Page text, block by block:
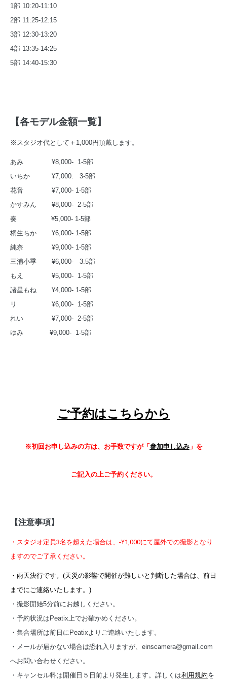
1部 10:20-11:10
2部 11:25-12:15
3部 12:30-13:20
4部 13:35-14:25
5部 14:40-15:30
【各モデル金額一覧】
※スタジオ代として＋1,000円頂戴します。
あみ ¥8,000- 1-5部
いちか ¥7,000. 3-5部
花音 ¥7,000- 1-5部
かすみん ¥8,000- 2-5部
奏 ¥5,000- 1-5部
桐生ちか ¥6,000- 1-5部
純奈 ¥9,000- 1-5部
三浦小季 ¥6,000- 3.5部
もえ ¥5,000- 1-5部
諸星もね ¥4,000- 1-5部
リ ¥6,000- 1-5部
れい ¥7,000- 2-5部
ゆみ ¥9,000- 1-5部
ご予約はこちらから
※初回お申し込みの方は、お手数ですが「 参加申し込み」を
ご記入の上ご予約ください。
【注意事項】
・スタジオ定員3名を超えた場合は、-¥1,000にて屋外での撮影となり
ますのでご了承ください。
・雨天決行です。(天災の影響で開催が難しいと判断した場合は、前日
までにご連絡いたします。)
・撮影開始5分前にお越しください。
・予約状況はPeatix上でお確かめください。
・集合場所は前日にPeatixよりご連絡いたします。
・メールが届かない場合は恐れ入りますが、einscamera@gmail.com
へお問い合わせください。
・キャンセル料は開催日５日前より発生します。詳しくは利用規約を